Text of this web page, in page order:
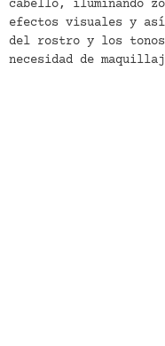
cabello, iluminando
efectos visuales y
del rostro y los
necesidad de